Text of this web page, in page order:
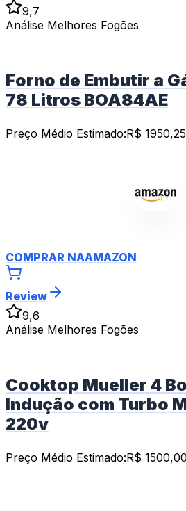
9,7
Análise Melhores Fogões
Forno de Embutir a
78 Litros BOA84AE
Preço Médio Estimado:R$ 1950,25
COMPRAR NAAMAZON
Review
9,6
Análise Melhores Fogões
Cooktop Mueller 4
Indução com Turbo
220v
Preço Médio Estimado:R$ 1500,00